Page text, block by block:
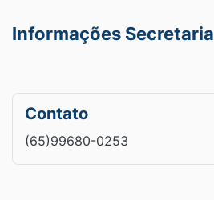
Informações Secretaria
Contato
(65)99680-0253